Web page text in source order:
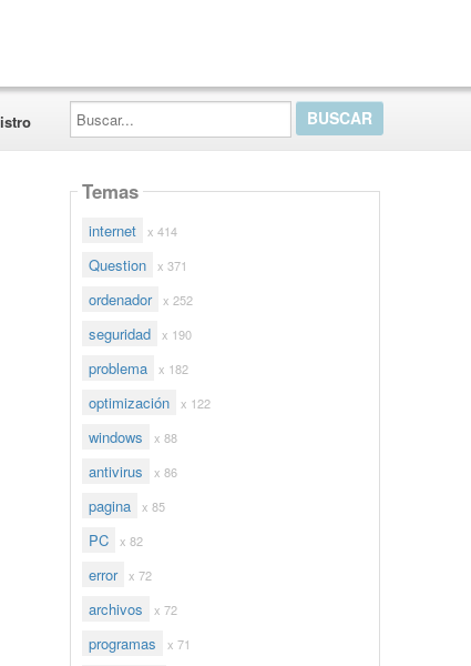
Buscar...
Temas
internet x 414
Question x 371
ordenador x 252
seguridad x 190
problema x 182
optimización x 122
windows x 88
antivirus x 86
pagina x 85
PC x 82
error x 72
archivos x 72
programas x 71